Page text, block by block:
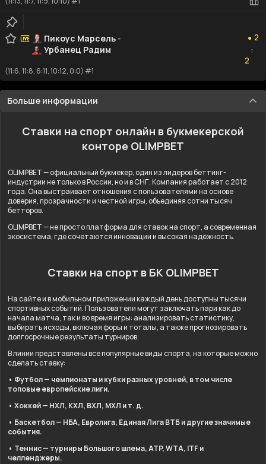
Пикоус Марсель -
Урбанец Радим
● 2
:
2
(11:6, 11:8, 6:11, 10:12, 0:0) #1
Больше информации
Ставки на спорт онлайн в букмекерской
конторе OLIMPBET
OLIMPBET — официальный букмекер, один из лидеров беттинг-
индустрии не только в России, но и в СНГ. Компания работает с 2012
года. Она выстраивает отношения с пользователями на основе
доверия, прозрачности и честной игры, объединяя сотни тысяч
бетторов.
OLIMPBET — не просто платформа для ставок на спорт, а современная
экосистема, где сочетаются инновации и высокая надёжность.
Ставки на спорт в БК OLIMPBET
На сайте и в мобильном приложении каждый день доступны тысячи
спортивных событий. Пользователи могут заключать пари как до
начала матча, так и во время игры: анализировать статистику,
выбирать исходы, включая форы и тоталы, а также прогнозировать
долгосрочные результаты турниров.
В линии представлены все популярные виды спорта, на которые можно
сделать ставку:
• Футбол — чемпионаты и кубки разных уровней, в том числе
топовые европейские лиги.
• Хоккей — НХЛ, КХЛ, ВХЛ, МХЛ и т. д.
• Баскетбол — НБА, Евролига, Единая Лига ВТБ и другие значимые
события.
• Теннис — турниры Большого шлема, ATP, WTA, ITF и
челленджеры.